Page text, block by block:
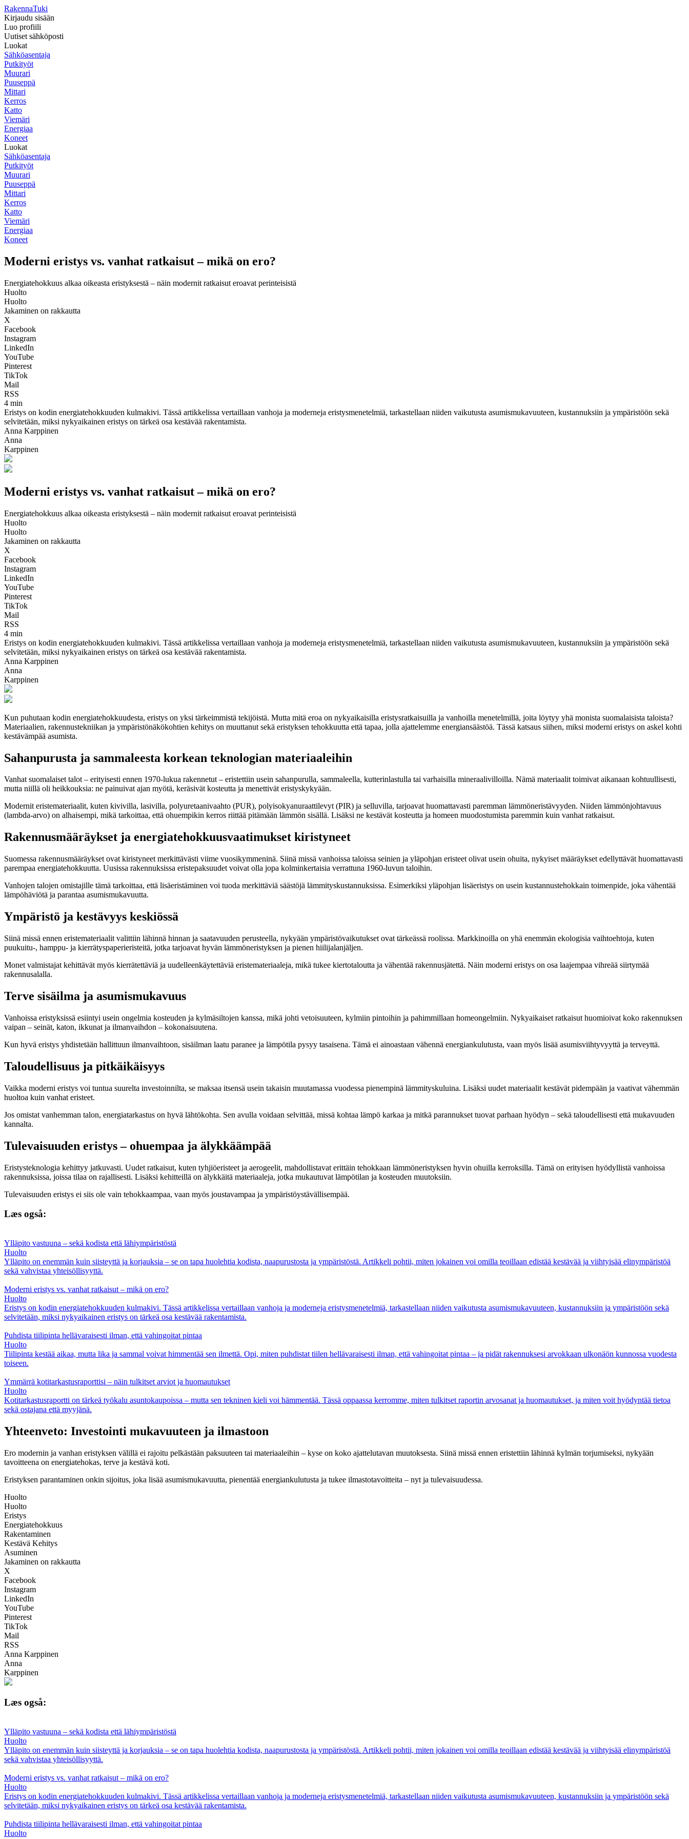
RakennaTuki
Kirjaudu sisään
Luo profiili
Uutiset sähköposti
Luokat
Sähköasentaja
Putkityöt
Muurari
Puuseppä
Mittari
Kerros
Katto
Viemäri
Energiaa
Koneet
Luokat
Sähköasentaja
Putkityöt
Muurari
Puuseppä
Mittari
Kerros
Katto
Viemäri
Energiaa
Koneet
Moderni eristys vs. vanhat ratkaisut – mikä on ero?
Energiatehokkuus alkaa oikeasta eristyksestä – näin modernit ratkaisut eroavat perinteisistä
Huolto
Huolto
Jakaminen on rakkautta
X
Facebook
Instagram
LinkedIn
YouTube
Pinterest
TikTok
Mail
RSS
4 min
Eristys on kodin energiatehokkuuden kulmakivi. Tässä artikkelissa vertaillaan vanhoja ja moderneja eristysmenetelmiä, tarkastellaan niiden vaikutusta asumismukavuuteen, kustannuksiin ja ympäristöön sekä
selvitetään, miksi nykyaikainen eristys on tärkeä osa kestävää rakentamista.
Anna Karppinen
Anna
Karppinen
Moderni eristys vs. vanhat ratkaisut – mikä on ero?
Energiatehokkuus alkaa oikeasta eristyksestä – näin modernit ratkaisut eroavat perinteisistä
Huolto
Huolto
Jakaminen on rakkautta
X
Facebook
Instagram
LinkedIn
YouTube
Pinterest
TikTok
Mail
RSS
4 min
Eristys on kodin energiatehokkuuden kulmakivi. Tässä artikkelissa vertaillaan vanhoja ja moderneja eristysmenetelmiä, tarkastellaan niiden vaikutusta asumismukavuuteen, kustannuksiin ja ympäristöön sekä
selvitetään, miksi nykyaikainen eristys on tärkeä osa kestävää rakentamista.
Anna Karppinen
Anna
Karppinen
Kun puhutaan kodin energiatehokkuudesta, eristys on yksi tärkeimmistä tekijöistä. Mutta mitä eroa on nykyaikaisilla eristysratkaisuilla ja vanhoilla menetelmillä, joita löytyy yhä monista suomalaisista taloista?
Materiaalien, rakennustekniikan ja ympäristönäkökohtien kehitys on muuttanut sekä eristyksen tehokkuutta että tapaa, jolla ajattelemme energiansäästöä. Tässä katsaus siihen, miksi moderni eristys on askel kohti
kestävämpää asumista.
Sahanpurusta ja sammaleesta korkean teknologian materiaaleihin
Vanhat suomalaiset talot – erityisesti ennen 1970-lukua rakennetut – eristettiin usein sahanpurulla, sammaleella, kutterinlastulla tai varhaisilla mineraalivilloilla. Nämä materiaalit toimivat aikanaan kohtuullisesti,
mutta niillä oli heikkouksia: ne painuivat ajan myötä, keräsivät kosteutta ja menettivät eristyskykyään.
Modernit eristemateriaalit, kuten kivivilla, lasivilla, polyuretaanivaahto (PUR), polyisokyanuraattilevyt (PIR) ja selluvilla, tarjoavat huomattavasti paremman lämmöneristävyyden. Niiden lämmönjohtavuus
(lambda-arvo) on alhaisempi, mikä tarkoittaa, että ohuempikin kerros riittää pitämään lämmön sisällä. Lisäksi ne kestävät kosteutta ja homeen muodostumista paremmin kuin vanhat ratkaisut.
Rakennusmääräykset ja energiatehokkuusvaatimukset kiristyneet
Suomessa rakennusmääräykset ovat kiristyneet merkittävästi viime vuosikymmeninä. Siinä missä vanhoissa taloissa seinien ja yläpohjan eristeet olivat usein ohuita, nykyiset määräykset edellyttävät huomattavasti
parempaa energiatehokkuutta. Uusissa rakennuksissa eristepaksuudet voivat olla jopa kolminkertaisia verrattuna 1960-luvun taloihin.
Vanhojen talojen omistajille tämä tarkoittaa, että lisäeristäminen voi tuoda merkittäviä säästöjä lämmityskustannuksissa. Esimerkiksi yläpohjan lisäeristys on usein kustannustehokkain toimenpide, joka vähentää
lämpöhäviötä ja parantaa asumismukavuutta.
Ympäristö ja kestävyys keskiössä
Siinä missä ennen eristemateriaalit valittiin lähinnä hinnan ja saatavuuden perusteella, nykyään ympäristövaikutukset ovat tärkeässä roolissa. Markkinoilla on yhä enemmän ekologisia vaihtoehtoja, kuten
puukuitu-, hamppu- ja kierrätyspaperieristeitä, jotka tarjoavat hyvän lämmöneristyksen ja pienen hiilijalanjäljen.
Monet valmistajat kehittävät myös kierrätettäviä ja uudelleenkäytettäviä eristemateriaaleja, mikä tukee kiertotaloutta ja vähentää rakennusjätettä. Näin moderni eristys on osa laajempaa vihreää siirtymää
rakennusalalla.
Terve sisäilma ja asumismukavuus
Vanhoissa eristyksissä esiintyi usein ongelmia kosteuden ja kylmäsiltojen kanssa, mikä johti vetoisuuteen, kylmiin pintoihin ja pahimmillaan homeongelmiin. Nykyaikaiset ratkaisut huomioivat koko rakennuksen
vaipan – seinät, katon, ikkunat ja ilmanvaihdon – kokonaisuutena.
Kun hyvä eristys yhdistetään hallittuun ilmanvaihtoon, sisäilman laatu paranee ja lämpötila pysyy tasaisena. Tämä ei ainoastaan vähennä energiankulutusta, vaan myös lisää asumisviihtyvyyttä ja terveyttä.
Taloudellisuus ja pitkäikäisyys
Vaikka moderni eristys voi tuntua suurelta investoinnilta, se maksaa itsensä usein takaisin muutamassa vuodessa pienempinä lämmityskuluina. Lisäksi uudet materiaalit kestävät pidempään ja vaativat vähemmän
huoltoa kuin vanhat eristeet.
Jos omistat vanhemman talon, energiatarkastus on hyvä lähtökohta. Sen avulla voidaan selvittää, missä kohtaa lämpö karkaa ja mitkä parannukset tuovat parhaan hyödyn – sekä taloudellisesti että mukavuuden
kannalta.
Tulevaisuuden eristys – ohuempaa ja älykkäämpää
Eristysteknologia kehittyy jatkuvasti. Uudet ratkaisut, kuten tyhjiöeristeet ja aerogeelit, mahdollistavat erittäin tehokkaan lämmöneristyksen hyvin ohuilla kerroksilla. Tämä on erityisen hyödyllistä vanhoissa
rakennuksissa, joissa tilaa on rajallisesti. Lisäksi kehitteillä on älykkäitä materiaaleja, jotka mukautuvat lämpötilan ja kosteuden muutoksiin.
Tulevaisuuden eristys ei siis ole vain tehokkaampaa, vaan myös joustavampaa ja ympäristöystävällisempää.
Læs også:
Ylläpito vastuuna – sekä kodista että lähiympäristöstä
Huolto
Ylläpito on enemmän kuin siisteyttä ja korjauksia – se on tapa huolehtia kodista, naapurustosta ja ympäristöstä. Artikkeli pohtii, miten jokainen voi omilla teoillaan edistää kestävää ja viihtyisää elinympäristöä
sekä vahvistaa yhteisöllisyyttä.
Moderni eristys vs. vanhat ratkaisut – mikä on ero?
Huolto
Eristys on kodin energiatehokkuuden kulmakivi. Tässä artikkelissa vertaillaan vanhoja ja moderneja eristysmenetelmiä, tarkastellaan niiden vaikutusta asumismukavuuteen, kustannuksiin ja ympäristöön sekä
selvitetään, miksi nykyaikainen eristys on tärkeä osa kestävää rakentamista.
Puhdista tiilipinta hellävaraisesti ilman, että vahingoitat pintaa
Huolto
Tiilipinta kestää aikaa, mutta lika ja sammal voivat himmentää sen ilmettä. Opi, miten puhdistat tiilen hellävaraisesti ilman, että vahingoitat pintaa – ja pidät rakennuksesi arvokkaan ulkonäön kunnossa vuodesta
toiseen.
Ymmärrä kotitarkastusraporttisi – näin tulkitset arviot ja huomautukset
Huolto
Kotitarkastusraportti on tärkeä työkalu asuntokaupoissa – mutta sen tekninen kieli voi hämmentää. Tässä oppaassa kerromme, miten tulkitset raportin arvosanat ja huomautukset, ja miten voit hyödyntää tietoa
sekä ostajana että myyjänä.
Yhteenveto: Investointi mukavuuteen ja ilmastoon
Ero modernin ja vanhan eristyksen välillä ei rajoitu pelkästään paksuuteen tai materiaaleihin – kyse on koko ajattelutavan muutoksesta. Siinä missä ennen eristettiin lähinnä kylmän torjumiseksi, nykyään
tavoitteena on energiatehokas, terve ja kestävä koti.
Eristyksen parantaminen onkin sijoitus, joka lisää asumismukavuutta, pienentää energiankulutusta ja tukee ilmastotavoitteita – nyt ja tulevaisuudessa.
Huolto
Huolto
Eristys
Energiatehokkuus
Rakentaminen
Kestävä Kehitys
Asuminen
Jakaminen on rakkautta
X
Facebook
Instagram
LinkedIn
YouTube
Pinterest
TikTok
Mail
RSS
Anna Karppinen
Anna
Karppinen
Læs også:
Ylläpito vastuuna – sekä kodista että lähiympäristöstä
Huolto
Ylläpito on enemmän kuin siisteyttä ja korjauksia – se on tapa huolehtia kodista, naapurustosta ja ympäristöstä. Artikkeli pohtii, miten jokainen voi omilla teoillaan edistää kestävää ja viihtyisää elinympäristöä
sekä vahvistaa yhteisöllisyyttä.
Moderni eristys vs. vanhat ratkaisut – mikä on ero?
Huolto
Eristys on kodin energiatehokkuuden kulmakivi. Tässä artikkelissa vertaillaan vanhoja ja moderneja eristysmenetelmiä, tarkastellaan niiden vaikutusta asumismukavuuteen, kustannuksiin ja ympäristöön sekä
selvitetään, miksi nykyaikainen eristys on tärkeä osa kestävää rakentamista.
Puhdista tiilipinta hellävaraisesti ilman, että vahingoitat pintaa
Huolto